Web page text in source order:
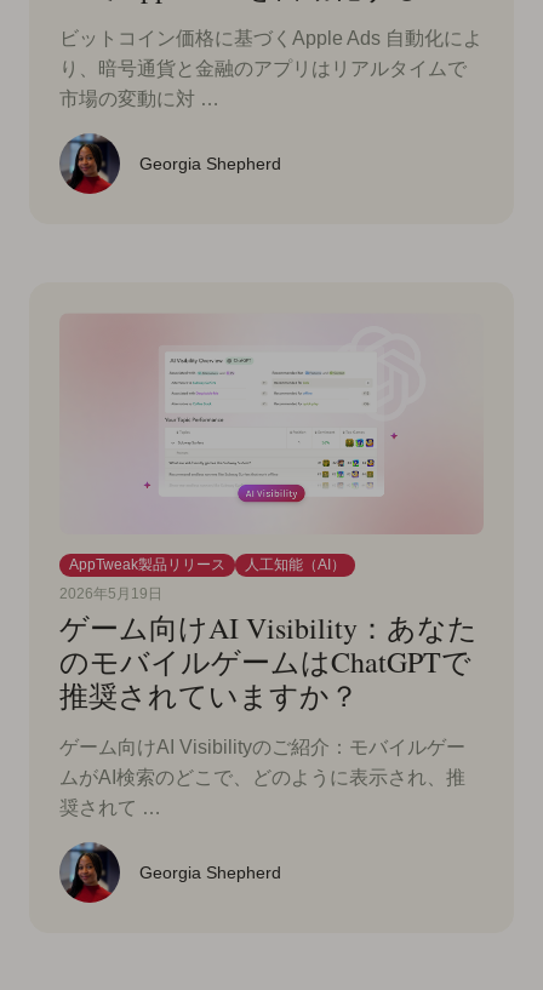
ビットコイン価格に基づくApple Ads 自動化によ
り、暗号通貨と金融のアプリはリアルタイムで
市場の変動に対 …
Georgia Shepherd
AppTweak製品リリース
人工知能（AI）
2026年5月19日
ゲーム向けAI Visibility：あなた
のモバイルゲームはChatGPTで
推奨されていますか？
ゲーム向けAI Visibilityのご紹介：モバイルゲー
ムがAI検索のどこで、どのように表示され、推
奨されて …
Georgia Shepherd